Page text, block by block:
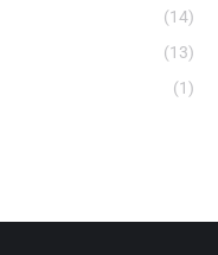
(14)
(13)
(1)